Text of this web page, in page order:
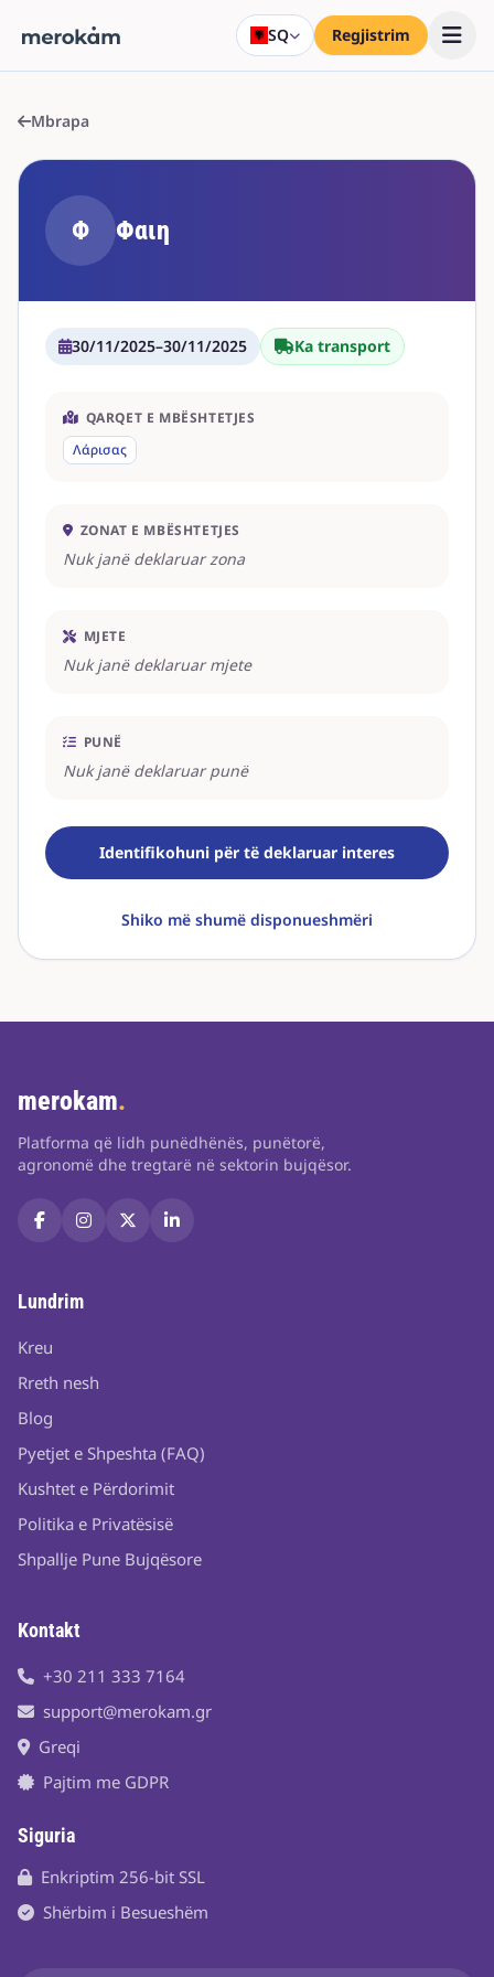
SQ Regjistrim
Mbrapa
Φ Φαιη
30/11/2025–30/11/2025 Ka transport
QARQET E MBËSHTETJES
Λάρισας
ZONAT E MBËSHTETJES
Nuk janë deklaruar zona
MJETE
Nuk janë deklaruar mjete
PUNË
Nuk janë deklaruar punë
Identifikohuni për të deklaruar interes
Shiko më shumë disponueshmëri
merokam.
Platforma që lidh punëdhënës, punëtorë,
agronomë dhe tregtarë në sektorin bujqësor.
Lundrim
Kreu
Rreth nesh
Blog
Pyetjet e Shpeshta (FAQ)
Kushtet e Përdorimit
Politika e Privatësisë
Shpallje Pune Bujqësore
Kontakt
+30 211 333 7164
support@merokam.gr
Greqi
Pajtim me GDPR
Siguria
Enkriptim 256-bit SSL
Shërbim i Besueshëm